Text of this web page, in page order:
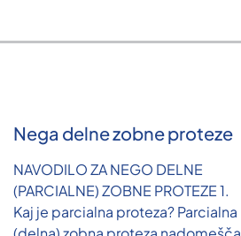
Nega delne zobne proteze
NAVODILO ZA NEGO DELNE
(PARCIALNE) ZOBNE PROTEZE 1.
Kaj je parcialna proteza? Parcialna